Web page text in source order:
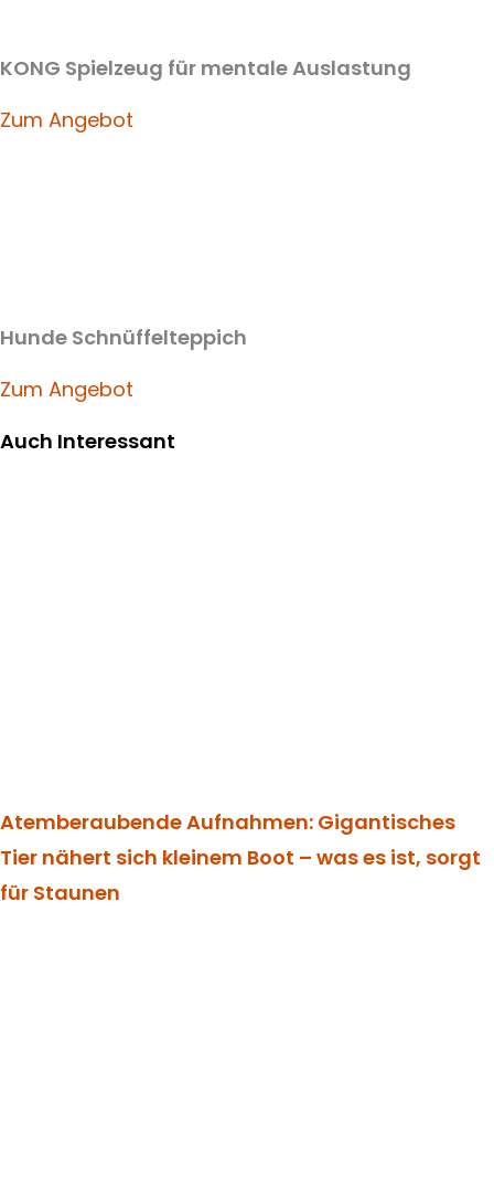
KONG Spielzeug für mentale Auslastung
Zum Angebot
Hunde Schnüffelteppich
Zum Angebot
Auch Interessant
Atemberaubende Aufnahmen: Gigantisches
Tier nähert sich kleinem Boot – was es ist, sorgt
für Staunen